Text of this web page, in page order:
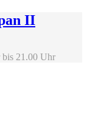
II
21.00 Uhr